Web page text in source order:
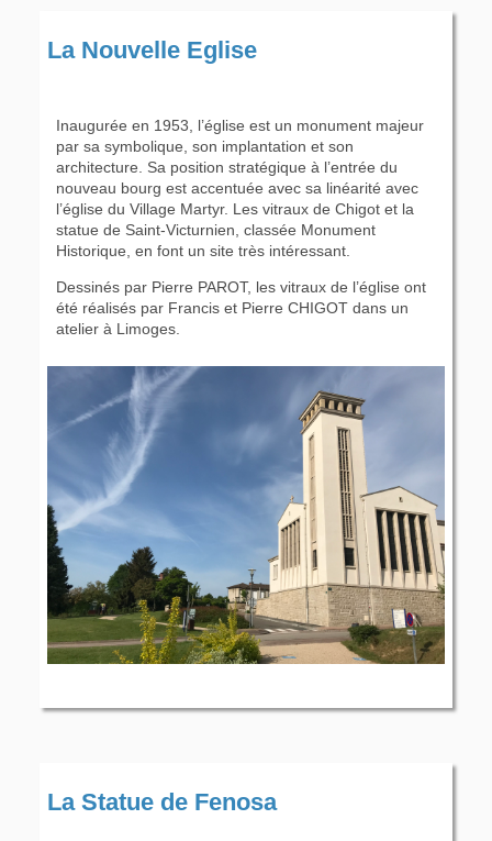
La Nouvelle Eglise
Inaugurée en 1953, l’église est un monument majeur
par sa symbolique, son implantation et son
architecture. Sa position stratégique à l’entrée du
nouveau bourg est accentuée avec sa linéarité avec
l’église du Village Martyr. Les vitraux de Chigot et la
statue de Saint-Victurnien, classée Monument
Historique, en font un site très intéressant.
Dessinés par Pierre PAROT, les vitraux de l’église ont
été réalisés par Francis et Pierre CHIGOT dans un
atelier à Limoges.
La Statue de Fenosa